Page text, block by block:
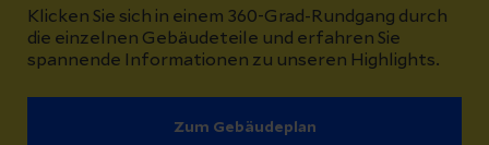
Klicken Sie sich in einem 360-Grad-Rundgang durch
die einzelnen Gebäudeteile und erfahren Sie
spannende Informationen zu unseren Highlights.
Zum Gebäudeplan